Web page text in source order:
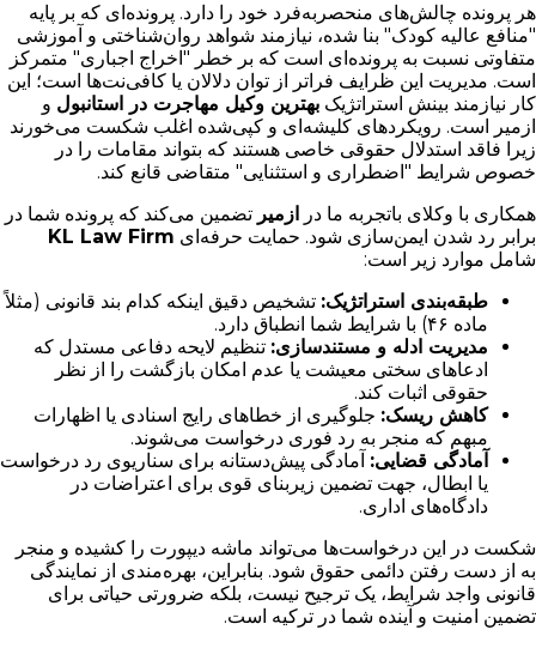
هر پرونده چالش‌های منحصربه‌فرد خود را دارد. پرونده‌ای که بر پایه
"منافع عالیه کودک" بنا شده، نیازمند شواهد روان‌شناختی و آموزشی
متفاوتی نسبت به پرونده‌ای است که بر خطر "اخراج اجباری" متمرکز
است. مدیریت این ظرایف فراتر از توان دلالان یا کافی‌نت‌ها است؛ این
کار نیازمند بینش استراتژیک بهترین وکیل مهاجرت در استانبول و
ازمیر است. رویکردهای کلیشه‌ای و کپی‌شده اغلب شکست می‌خورند
زیرا فاقد استدلال حقوقی خاصی هستند که بتواند مقامات را در
خصوص شرایط "اضطراری و استثنایی" متقاضی قانع کند.
همکاری با وکلای باتجربه ما در
ازمیر تضمین می‌کند که پرونده شما در
برابر رد شدن ایمن‌سازی شود. حمایت حرفه‌ای KL Law Firm
شامل موارد زیر است:
طبقه‌بندی استراتژیک: تشخیص دقیق اینکه کدام بند قانونی (مثلاً
ماده ۴۶) با شرایط شما انطباق دارد.
مدیریت ادله و مستندسازی: تنظیم لایحه دفاعی مستدل که
ادعاهای سختی معیشت یا عدم امکان بازگشت را از نظر
حقوقی اثبات کند.
کاهش ریسک: جلوگیری از خطاهای رایج اسنادی یا اظهارات
مبهم که منجر به رد فوری درخواست می‌شوند.
آمادگی قضایی: آمادگی پیش‌دستانه برای سناریوی رد درخواست
یا ابطال، جهت تضمین زیربنای قوی برای اعتراضات در
دادگاه‌های اداری.
شکست در این درخواست‌ها می‌تواند ماشه دیپورت را کشیده و منجر
به از دست رفتن دائمی حقوق شود. بنابراین، بهره‌مندی از نمایندگی
قانونی واجد شرایط، یک ترجیح نیست، بلکه ضرورتی حیاتی برای
تضمین امنیت و آینده شما در ترکیه است.